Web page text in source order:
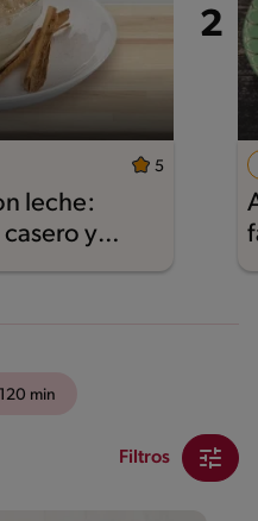
5
leche:
y
min
Filtros